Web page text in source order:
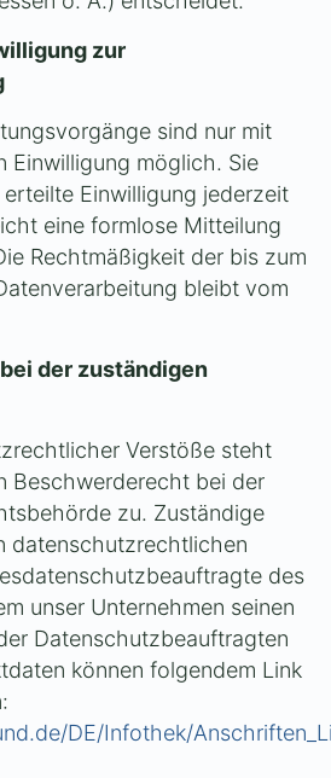
zur
sind nur mit
Einwilligung möglich. Sie
Einwilligung jederzeit
eine formlose Mitteilung
Rechtmäßigkeit der bis zum
bleibt vom
der zuständigen
Verstöße steht
Beschwerderecht bei der
zu. Zuständige
datenschutzrechtlichen
des
unser Unternehmen seinen
Datenschutzbeauftragten
können folgendem Link
DE/Infothek/